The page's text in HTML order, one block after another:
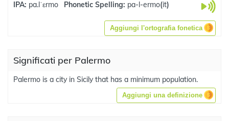
IPA: pa.lˈɛrmo Phonetic Spelling: pa-l-ermo(it)
Aggiungi l'ortografia fonetica
Significati per Palermo
Palermo is a city in Sicily that has a minimum population.
Aggiungi una definizione